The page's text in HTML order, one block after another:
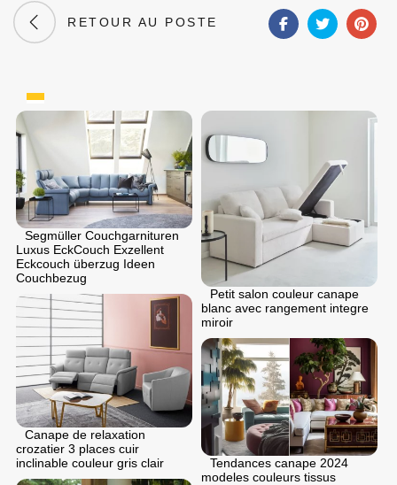
RETOUR AU POSTE
Segmüller Couchgarnituren
Luxus EckCouch Exzellent
Eckcouch überzug Ideen
Couchbezug
Petit salon couleur canape
blanc avec rangement integre
miroir
Canape de relaxation
crozatier 3 places cuir
inclinable couleur gris clair
Tendances canape 2024
modeles couleurs tissus